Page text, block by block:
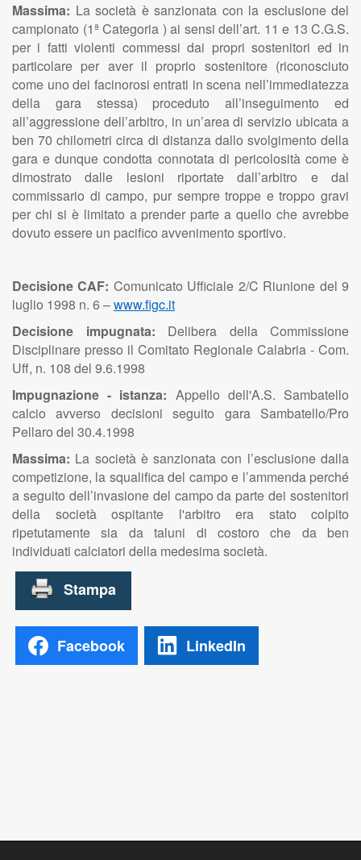
Massima: La società è sanzionata con la esclusione del
campionato (1ª Categoria ) ai sensi dell’art. 11 e 13 C.G.S.
per i fatti violenti commessi dai propri sostenitori ed in
particolare per aver il proprio sostenitore (riconosciuto
come uno dei facinorosi entrati in scena nell’immediatezza
della gara stessa) proceduto all’inseguimento ed
all’aggressione dell’arbitro, in un’area di servizio ubicata a
ben 70 chilometri circa di distanza dallo svolgimento della
gara e dunque condotta connotata di pericolosità come è
dimostrato dalle lesioni riportate dall’arbitro e dal
commissario di campo, pur sempre troppe e troppo gravi
per chi si è limitato a prender parte a quello che avrebbe
dovuto essere un pacifico avvenimento sportivo.
Decisione CAF: Comunicato Ufficiale 2/C Riunione del 9
luglio 1998 n. 6 –www.figc.it
Decisione impugnata: Delibera della Commissione
Disciplinare presso il Comitato Regionale Calabria - Com.
Uff, n. 108 del 9.6.1998
Impugnazione - istanza: Appello dell'A.S. Sambatello
calcio avverso decisioni seguito gara Sambatello/Pro
Pellaro del 30.4.1998
Massima: La società è sanzionata con l’esclusione dalla
competizione, la squalifica del campo e l’ammenda perché
a seguito dell’invasione del campo da parte dei sostenitori
della società ospitante l'arbitro era stato colpito
ripetutamente sia da taluni di costoro che da ben
individuati calciatori della medesima società.
Facebook LinkedIn